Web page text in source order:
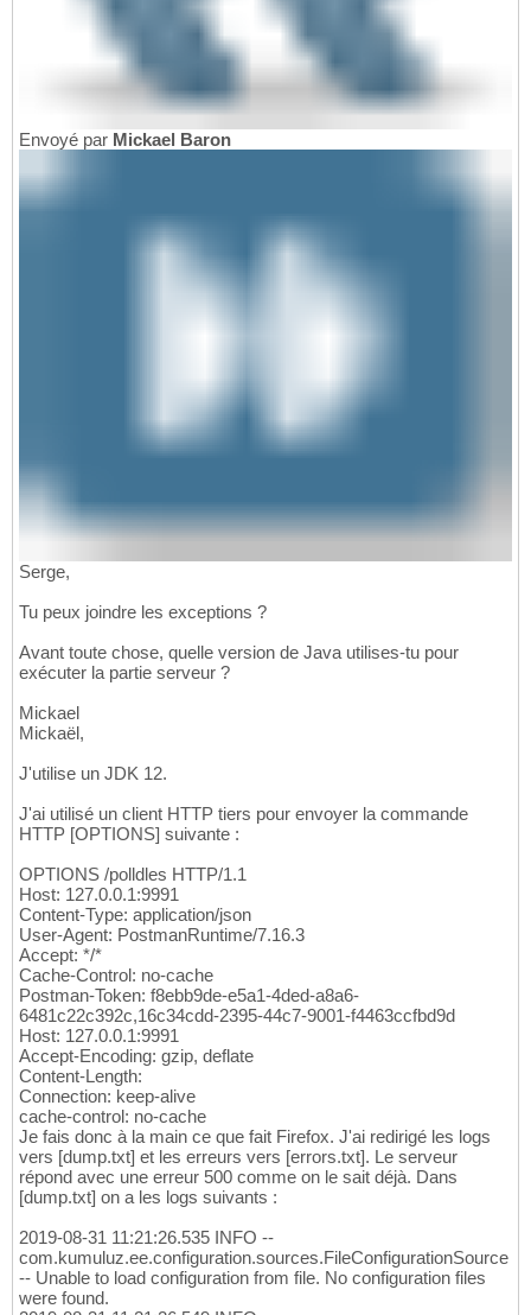
Envoyé par Mickael Baron
Serge,
Tu peux joindre les exceptions ?
Avant toute chose, quelle version de Java utilises-tu pour
exécuter la partie serveur ?
Mickael
Mickaël,
J'utilise un JDK 12.
J'ai utilisé un client HTTP tiers pour envoyer la commande
HTTP [OPTIONS] suivante :
OPTIONS /polldles HTTP/1.1
Host: 127.0.0.1:9991
Content-Type: application/json
User-Agent: PostmanRuntime/7.16.3
Accept: */*
Cache-Control: no-cache
Postman-Token: f8ebb9de-e5a1-4ded-a8a6-
6481c22c392c,16c34cdd-2395-44c7-9001-f4463ccfbd9d
Host: 127.0.0.1:9991
Accept-Encoding: gzip, deflate
Content-Length:
Connection: keep-alive
cache-control: no-cache
Je fais donc à la main ce que fait Firefox. J'ai redirigé les logs
vers [dump.txt] et les erreurs vers [errors.txt]. Le serveur
répond avec une erreur 500 comme on le sait déjà. Dans
[dump.txt] on a les logs suivants :
2019-08-31 11:21:26.535 INFO --
com.kumuluz.ee.configuration.sources.FileConfigurationSource
-- Unable to load configuration from file. No configuration files
were found.